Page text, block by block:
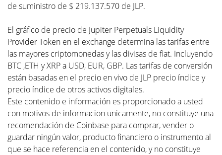
de suministro de $ 219.137.570 de JLP.
El gráfico de precio de Jupiter Perpetuals Liquidity
Provider Token en el exchange determina las tarifas entre
las mayores criptomonedas y las divisas de fiat. Incluyendo
BTC ,ETH y XRP a USD, EUR, GBP. Las tarifas de conversión
están basadas en el precio en vivo de JLP precio índice y
precio índice de otros activos digitales.
Este contenido e información es proporcionado a usted
con motivos de informacion unicamente, no constituye una
recomendación de Coinbase para comprar, vender o
guardar ningún valor, producto financiero o instrumento al
que se hace referencia en el contenido, y no constituye